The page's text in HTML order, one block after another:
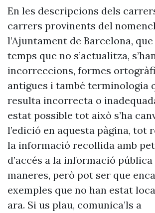
En les descripcions dels
carrers provinents del
l’Ajuntament de Barcelona,
temps que no s’actualitza,
incorreccions, formes
antigues i també terminologia
resulta incorrecta o
estat possible tot això s’ha
l’edició en aquesta pàgina,
la informació recollida amb
d’accés a la informació pública
maneres, però pot ser que
exemples que no han estat
ara. Si us plau, comunica’ls a